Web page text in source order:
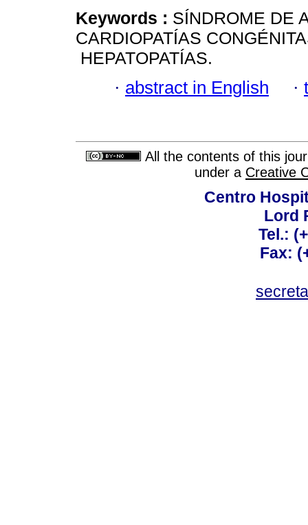
Keywords : SÍNDROME DE
CARDIOPATÍAS
HEPATOPATÍAS.
· abstract in English ·
All the contents of this
under a Creative
Centro
Lord
Tel.:
Fax: